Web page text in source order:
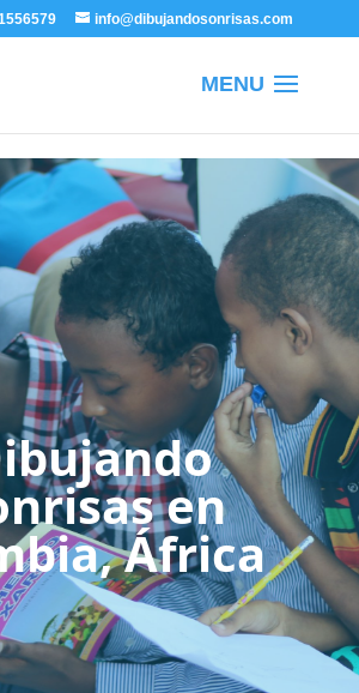
info@dibujandosonrisas.com
en
África